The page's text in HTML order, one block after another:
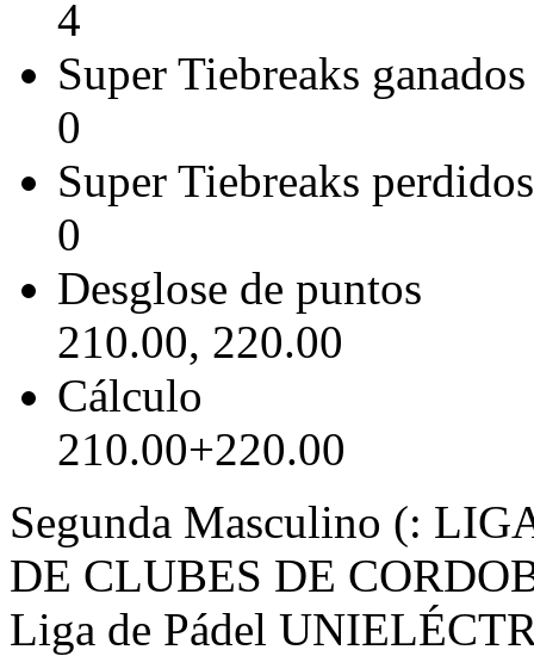
4
Super Tiebreaks ganados
0
Super Tiebreaks perdidos
0
Desglose de puntos
210.00, 220.00
Cálculo
210.00+220.00
Segunda Masculino (:
DE CLUBES DE
Liga de Pádel